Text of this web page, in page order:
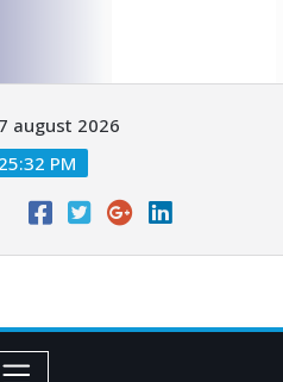
august 2026
PM